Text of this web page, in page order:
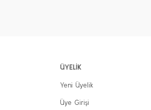
ÜYELİK
Yeni Üyelik
Üye Girişi